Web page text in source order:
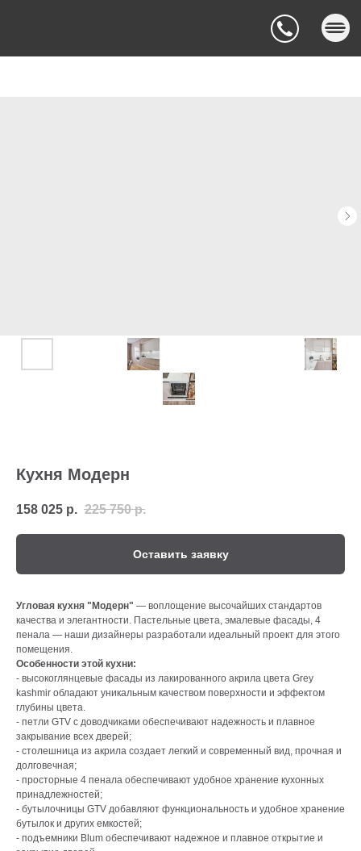
Кухня Модерн
158 025 р. 225 750 р.
Оставить заявку
Угловая кухня "Модерн" — воплощение высочайших стандартов
качества и элегантности. Пастельные цвета, эмалевые фасады, 4
пенала — наши дизайнеры разработали идеальный проект для этого
помещения.
Особенности этой кухни:
- высокоглянцевые фасады из лакированного акрила цвета Grey
kashmir обладают уникальным качеством поверхности и эффектом
глубины цвета.
- петли GTV с доводчиками обеспечивают надежность и плавное
закрывание всех дверей;
- столешница из акрила создает легкий и современный вид, прочная и
долговечная;
- просторные 4 пенала обеспечивают удобное хранение кухонных
принадлежностей;
- бутылочницы GTV добавляют функциональность и удобное хранение
бутылок и других емкостей;
- подъемники Blum обеспечивают надежное и плавное открытие и